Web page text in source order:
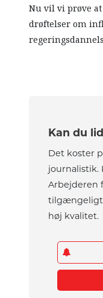
Nu vil vi prøve
drøftelser om
Kan du
Det koster
journalistik.
Arbejderen
tilgængeligt
høj kvalitet.